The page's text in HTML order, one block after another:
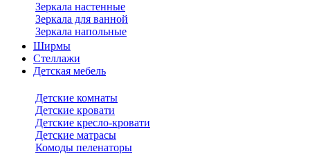
Зеркала настенные
Зеркала для ванной
Зеркала напольные
Ширмы
Стеллажи
Детская мебель
Детские комнаты
Детские кровати
Детские кресло-кровати
Детские матрасы
Комоды пеленаторы